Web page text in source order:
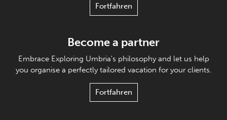
Fortfahren
Become a partner
Embrace Exploring Umbria's philosophy and let us help
you organise a perfectly tailored vacation for your clients.
Fortfahren